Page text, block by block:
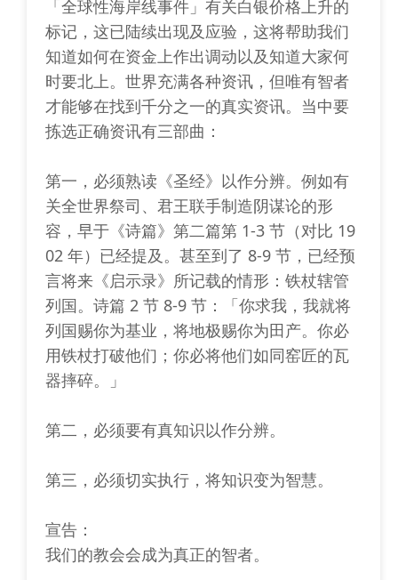
「全球性海岸线事件」有关白银价格上升的
标记，这已陆续出现及应验，这将帮助我们
知道如何在资金上作出调动以及知道大家何
时要北上。世界充满各种资讯，但唯有智者
才能够在找到千分之一的真实资讯。当中要
拣选正确资讯有三部曲：
第一，必须熟读《圣经》以作分辨。例如有
关全世界祭司、君王联手制造阴谋论的形
容，早于《诗篇》第二篇第 1-3 节（对比 19
02 年）已经提及。甚至到了 8-9 节，已经预
言将来《启示录》所记载的情形：铁杖辖管
列国。诗篇 2 节 8-9 节：「你求我，我就将
列国赐你为基业，将地极赐你为田产。你必
用铁杖打破他们；你必将他们如同窑匠的瓦
器摔碎。」
第二，必须要有真知识以作分辨。
第三，必须切实执行，将知识变为智慧。
宣告：
我们的教会会成为真正的智者。